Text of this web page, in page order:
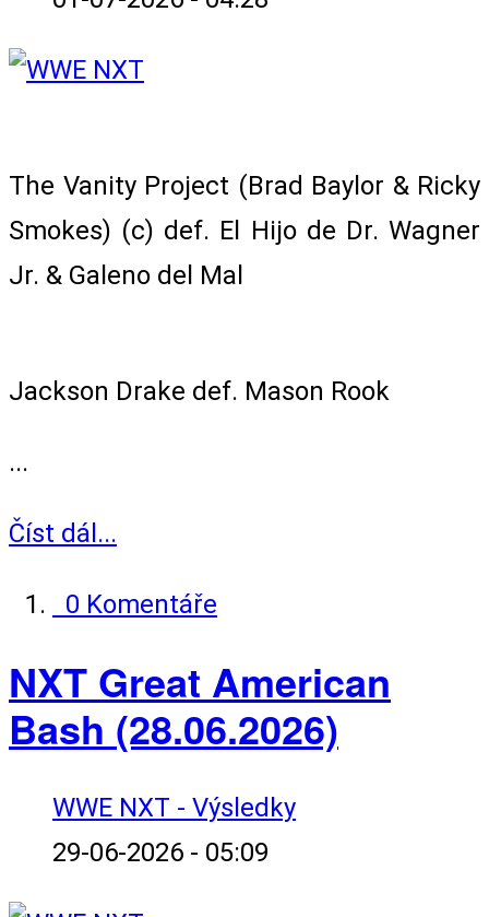
The Vanity Project (Brad Baylor & Ricky
Smokes) (c) def. El Hijo de Dr. Wagner
Jr. & Galeno del Mal
Jackson Drake def. Mason Rook
...
Číst dál...
0 Komentáře
NXT Great American
Bash (28.06.2026)
WWE NXT - Výsledky
29-06-2026 - 05:09